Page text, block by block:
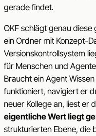
gerade findet.
OKF schlägt genau diese
ein Ordner mit Konzept-
Versionskontrollsystem
für Menschen und
Braucht ein Agent
funktioniert, navigiert er
neuer Kollege an, liest er
eigentliche Wert liegt
strukturierten Ebene, die